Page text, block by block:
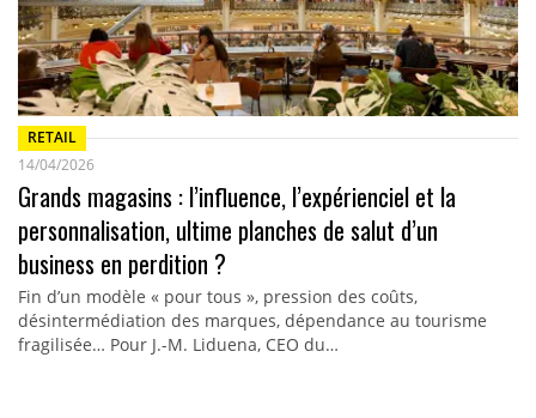
RETAIL
14/04/2026
Grands magasins : l’influence, l’expérienciel et la
personnalisation, ultime planches de salut d’un
business en perdition ?
Fin d’un modèle « pour tous », pression des coûts,
désintermédiation des marques, dépendance au tourisme
fragilisée… Pour J.-M. Liduena, CEO du…